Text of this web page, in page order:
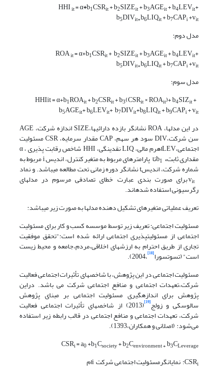
HHIit= α+b1CSRit+ b2SIZEit+ b3AGEit+ b4LEVit+
b5DIVit+b6LIQit+ b7CAPi+vit
مدل دوم:
ROAit= α+b1CSRit+ b2SIZEit+ b3AGEit+ b4LEVit+
b5DIVit+b6LIQit+ b7CAPi+vit
مدل سوم:
1ROAit+ b2CSRit+ b3(CSRit× ROAit)+ b4SIZit+
b5AGEit+ b6LEVit+ b7DIVit+b8LIQit+ b9CAPi+ vit
در این مدل­ها، ROA نشانگر بازده دارائی­ها،SIZE اندازه شرکت، AGE
سن شرکت،DIV سود هر سهم، CAP مقدار سرمایه، CSR مسئولیت
اجتماعی،LEVاهرم مالی، LIQ نقدینگی، HHI شاخص رقابت پذیری ، α
مقداری ثابت، 1 تا پارامترهای مربوط به متغیر کنترل، اندیس i مربوط به
شماره شرکت، اندیسt نشانگر دوره زمانی تحت مطالعه می­باشد. و نماد
vit برای صورت بندی عبارت خطای تصادفی مرسوم در مدلهای
رگرسیونی استفاده شده­اند.
تعریف عملیاتی متغیر­های تشکیل دهنده مدل­ها به صورت زیر می­باشد:
مسئولیت اجتماعی: تعریف زیر توسط موسسه کسب و کار برای مسئولیت
اجتماعی از مسئولیت­پذیری اجتماعی ارائه شده است:"تحقق موفقیت
تجاری از طریق احترام به ارزش­های اخلاقی،مردم،جامعه و محیط زیست
است" (تسوتسورا[18]
،2004).
مسئولیت اجتماعی در این پژوهش، با شاخصهای تأثیرات اجتماعی فعالیت
شرکت،تعهدات اجتماعی و منافع اجتماعی شرکت می باشد. دراین
پژوهش برای اندازه­گیری مسئولیت اجتماعی بر مبنای پژوهش
سالوسکی و زولج[19] (2013) از شاخص های تأثیرات اجتماعی فعالیت
شرکت، تعهدات اجتماعی و منافع اجتماعی در قالب رابطه زیر استفاده
می‌شود: (اصلانی و همکاران،1393).
CSRi= a0 +b1Csociety+ b2Cenvironment+b3CLeverage
CSRi : نمایانگرمسئولیت اجتماعی شرکتiام